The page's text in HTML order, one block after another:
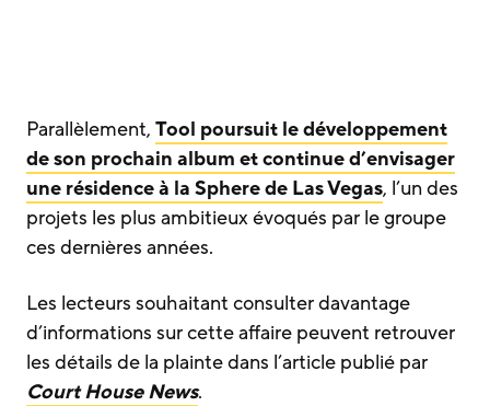
Parallèlement, Tool poursuit le développement
de son prochain album et continue d’envisager
une résidence à la Sphere de Las Vegas, l’un des
projets les plus ambitieux évoqués par le groupe
ces dernières années.
Les lecteurs souhaitant consulter davantage
d’informations sur cette affaire peuvent retrouver
les détails de la plainte dans l’article publié par
Court House News.